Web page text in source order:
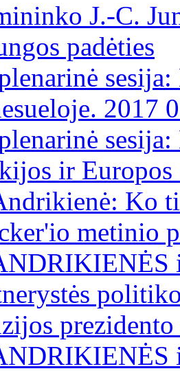
J.-C.
padėties
2017
ir Europos
Ko
metinio